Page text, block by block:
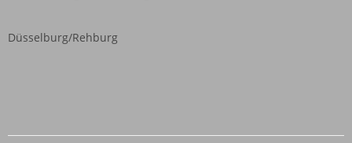
Düsselburg/Rehburg